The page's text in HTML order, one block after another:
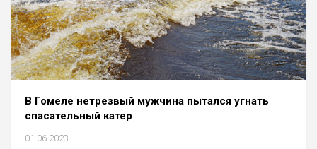
В Гомеле нетрезвый мужчина пытался угнать
спасательный катер
01.06.2023